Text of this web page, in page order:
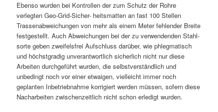
Ebenso wurden bei Kontrollen der zum Schutz der Rohre
verlegten Geo-Grid-Sicher- heitsmatten an fast 100 Stellen
Trassenabweichungen von mehr als einem Meter fehlender Breite
festgestellt. Auch Abweichungen bei der zu verwendenden Stahl­
sorte geben zweifelsfrei Aufschluss darüber, wie phlegmatisch
und höchstgradig un­verantwortlich sicherlich nicht nur diese
Arbeiten durchgeführt wurden, die selbstver­ständlich und
unbedingt noch vor einer etwaigen, vielleicht immer noch
geplanten Inbetriebnahme korrigiert werden müssen, sofern diese
Nacharbeiten zwischenzeit­lich nicht schon erledigt wurden.